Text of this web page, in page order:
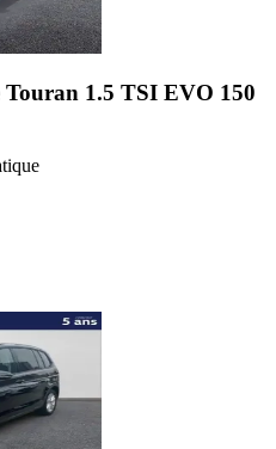
Touran 1.5 TSI EVO 150